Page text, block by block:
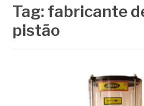
Tag: fabricante
pistão